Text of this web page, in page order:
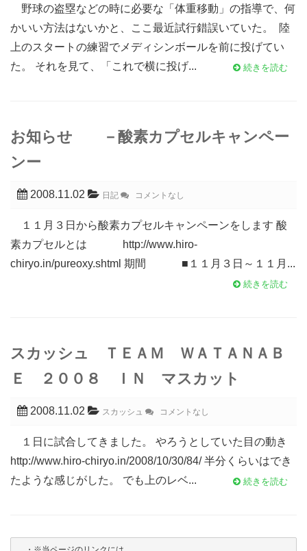
野球の盗塁などの時に必要な「体重移動」の指導で、何
かいい方法はないかと、ここ最近試行錯誤いていた。 陸
上のスタートの練習でメディシンボールを前に投げてい
た。 それを見て、「これで横に投げ...
続きを読む
お知らせ －酸素カプセルキャンペー
ンー
2008.11.02 日記 コメントなし
１１月３日から酸素カプセルキャンペーンをします 酸
素カプセルとは http://www.hiro-
chiryo.in/pureoxy.shtml 期間 ■１１月３日～１１月...
続きを読む
スカッシュ ＴＥＡＭ ＷＡＴＡＮＡＢ
Ｅ ２００８ ＩＮ マスカット
2008.11.02 スカッシュ コメントなし
１日に試合してきました。 やろうとしていた目の動き
http://www.hiro-chiryo.in/2008/10/30/84/ 半分くらいはでき
たような感じがした。 でも上のレベ...
続きを読む